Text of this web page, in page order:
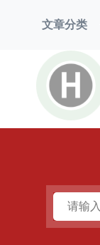
文章分类